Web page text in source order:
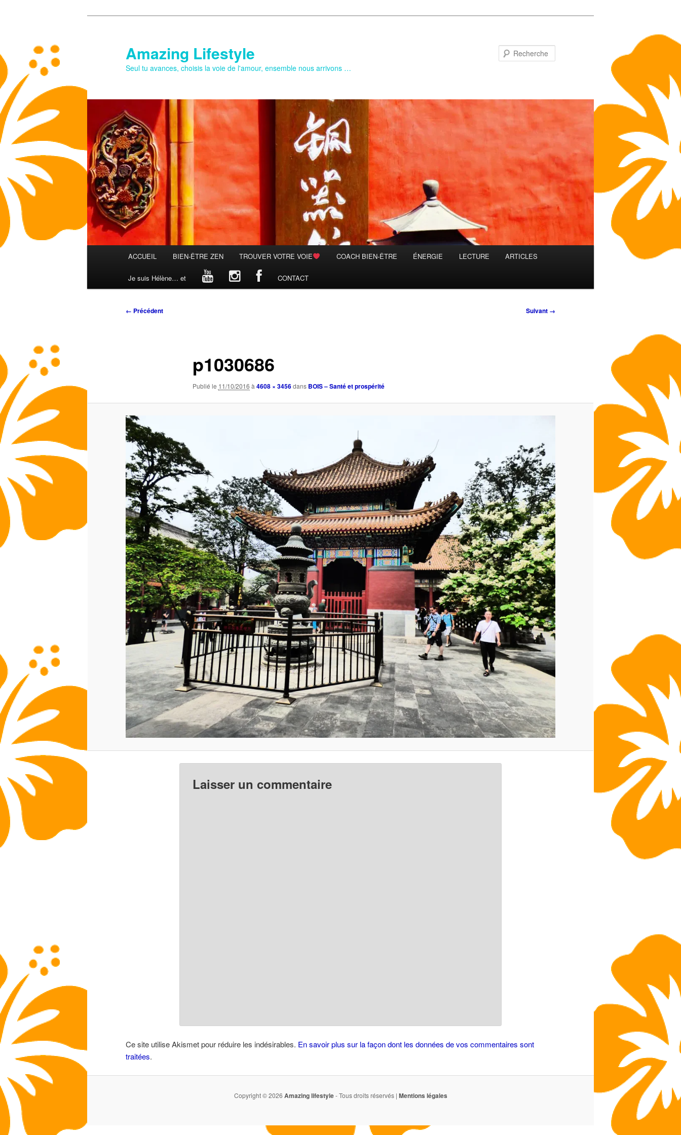
contenu
principal
Amazing Lifestyle
Seul tu avances, choisis la voie de l'amour, ensemble nous arrivons …
ACCUEIL BIEN-ÊTRE ZEN TROUVER VOTRE VOIE COACH BIEN-ÊTRE ÉNERGIE LECTURE ARTICLES
Je suis Hélène… et CONTACT
Navigation
← Précédent Suivant →
p1030686
Publié le 11/10/2016 à 4608 × 3456dans BOIS – Santé et prospérité
Laisser un commentaire
Ce site utilise Akismet pour réduire les indésirables. En savoir plus sur la façon dont les données de vos commentaires sont
traitées.
Copyright © 2026 Amazing lifestyle- Tous droits réservés | Mentions légales